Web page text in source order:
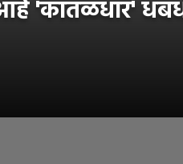
'कातळधार'